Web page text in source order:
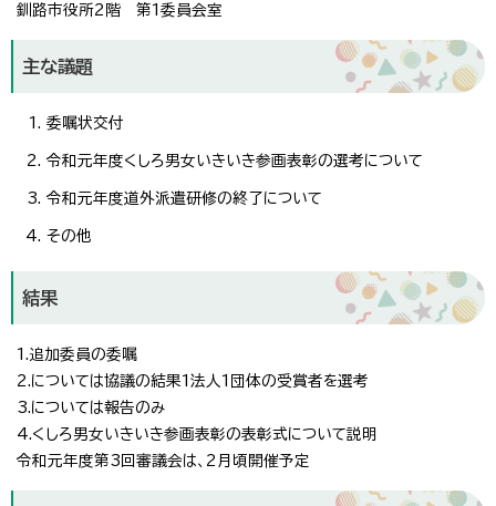
釧路市役所2階 第1委員会室
主な議題
委嘱状交付
令和元年度くしろ男女いきいき参画表彰の選考について
令和元年度道外派遣研修の終了について
その他
結果
1.追加委員の委嘱
2.については協議の結果1法人1団体の受賞者を選考
3.については報告のみ
4.くしろ男女いきいき参画表彰の表彰式について説明
令和元年度第3回審議会は、2月頃開催予定